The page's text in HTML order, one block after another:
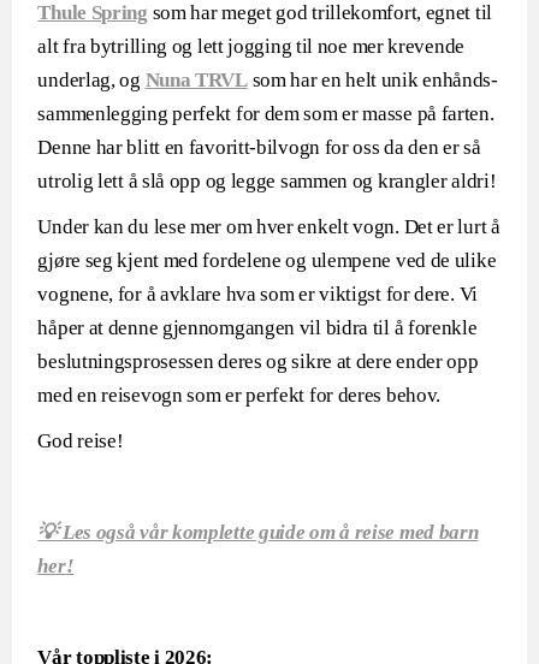
Thule Spring som har meget god trillekomfort, egnet til
alt fra bytrilling og lett jogging til noe mer krevende
underlag, og Nuna TRVLsom har en helt unik enhånds-
sammenlegging perfekt for dem som er masse på farten.
Denne har blitt en favoritt-bilvogn for oss da den er så
utrolig lett å slå opp og legge sammen og krangler aldri!
Under kan du lese mer om hver enkelt vogn. Det er lurt å
gjøre seg kjent med fordelene og ulempene ved de ulike
vognene, for å avklare hva som er viktigst for dere. Vi
håper at denne gjennomgangen vil bidra til å forenkle
beslutningsprosessen deres og sikre at dere ender opp
med en reisevogn som er perfekt for deres behov.
God reise!
💡 Les også vår komplette guide om å reise med barn
her!
Vår toppliste i 2026: